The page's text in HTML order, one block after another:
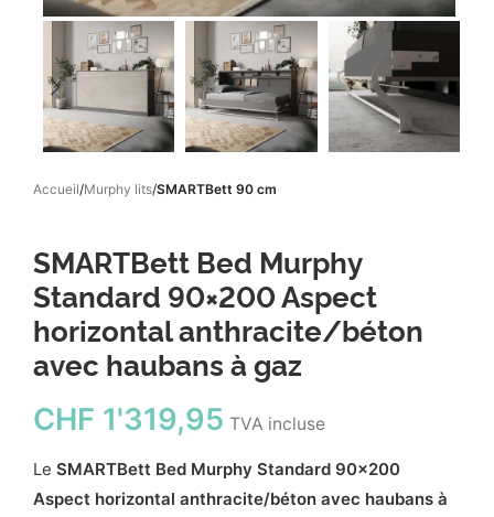
Accueil Murphy lits SMARTBett 90 cm
SMARTBett Bed Murphy
Standard 90×200 Aspect
horizontal anthracite/béton
avec haubans à gaz
CHF 1'319,95 TVA incluse
Le SMARTBett Bed Murphy Standard 90x200
Aspect horizontal anthracite/béton avec haubans à